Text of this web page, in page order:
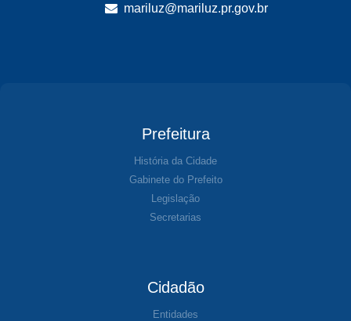
mariluz@mariluz.pr.gov.br
Prefeitura
História da Cidade
Gabinete do Prefeito
Legislação
Secretarias
Cidadão
Entidades